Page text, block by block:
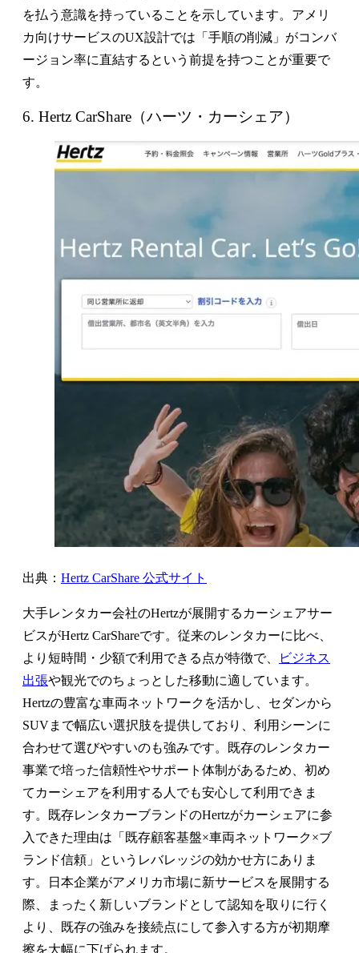
を払う意識を持っていることを示しています。アメリ
カ向けサービスのUX設計では「手順の削減」がコンバ
ージョン率に直結するという前提を持つことが重要で
す。
6. Hertz CarShare（ハーツ・カーシェア）
出典： Hertz CarShare 公式サイト
大手レンタカー会社のHertzが展開するカーシェアサー
ビスがHertz CarShareです。従来のレンタカーに比べ、
より短時間・少額で利用できる点が特徴で、
ビジネス
出張や観光でのちょっとした移動に適しています。
Hertzの豊富な車両ネットワークを活かし、セダンから
SUVまで幅広い選択肢を提供しており、利用シーンに
合わせて選びやすいのも強みです。既存のレンタカー
事業で培った信頼性やサポート体制があるため、初め
てカーシェアを利用する人でも安心して利用できま
す。既存レンタカーブランドのHertzがカーシェアに参
入できた理由は「既存顧客基盤×車両ネットワーク×ブ
ランド信頼」というレバレッジの効かせ方にありま
す。日本企業がアメリカ市場に新サービスを展開する
際、まったく新しいブランドとして認知を取りに行く
より、既存の強みを接続点にして参入する方が初期摩
擦を大幅に下げられます。